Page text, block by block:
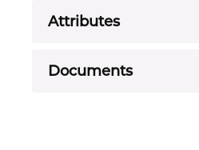
Attributes
Documents